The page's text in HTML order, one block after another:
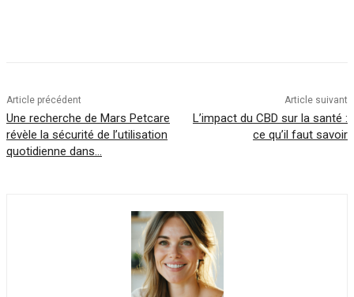
Article précédent
Une recherche de Mars Petcare
révèle la sécurité de l’utilisation
quotidienne dans…
Article suivant
L’impact du CBD sur la santé :
ce qu’il faut savoir